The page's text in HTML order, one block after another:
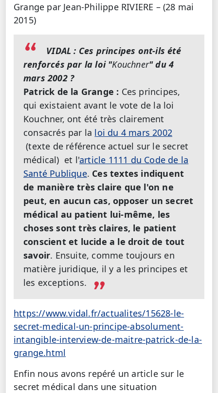
Grange par Jean-Philippe RIVIERE – (28 mai
2015)
VIDAL : Ces principes ont-ils été
renforcés par la loi "Kouchner" du 4
mars 2002 ?
Patrick de la Grange : Ces principes,
qui existaient avant le vote de la loi
Kouchner, ont été très clairement
consacrés par la loi du 4 mars 2002
(texte de référence actuel sur le secret
médical) et l'article 1111 du Code de la
Santé Publique. Ces textes indiquent
de manière très claire que l'on ne
peut, en aucun cas, opposer un secret
médical au patient lui-même, les
choses sont très claires, le patient
conscient et lucide a le droit de tout
savoir. Ensuite, comme toujours en
matière juridique, il y a les principes et
les exceptions.
https://www.vidal.fr/actualites/15628-le-
secret-medical-un-principe-absolument-
intangible-interview-de-maitre-patrick-de-la-
grange.html
Enfin nous avons repéré un article sur le
secret médical dans une situation